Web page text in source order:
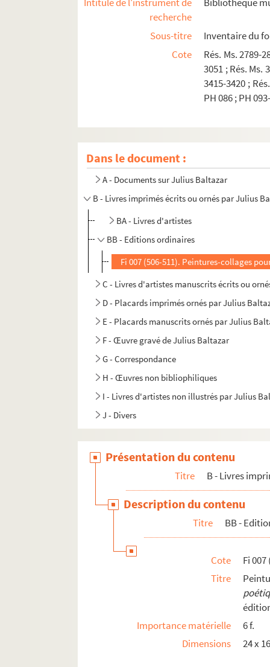
recherche
Sous-titre
Inventaire du
Cote
Rés. Ms. 2789-
3051 ; Rés. Ms.
3415-3420 ;
PH 086 ; PH
Dans le document :
A - Documents sur Julius Baltazar
B - Livres imprimés écrits ou ornés par Julius
BA - Livres d'artistes
BB - Editions ordinaires
Fi 007 (506-511). Peintures-collages
C - Livres d'artistes manuscrits écrits ou
D - Placards imprimés ornés par Julius
E - Placards manuscrits ornés par Julius
F - Œuvre gravé de Julius Baltazar
G - Correspondance
H - Œuvres non bibliophiliques
I - Livres d'artistes non illustrés par Julius
J - Divers
Présentation du contenu
Titre B - Livres
Description du contenu
Titre BB -
Cote
Fi 007
Titre
Importance matérielle
6 f.
Dimensions
24 x